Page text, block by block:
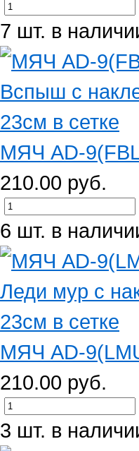
7 шт. в
МЯЧ AD-
210.00 руб.
6 шт. в
МЯЧ AD-
210.00 руб.
3 шт. в